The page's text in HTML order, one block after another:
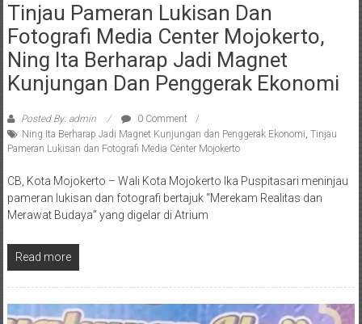
Tinjau Pameran Lukisan Dan
Fotografi Media Center Mojokerto,
Ning Ita Berharap Jadi Magnet
Kunjungan Dan Penggerak Ekonomi
Posted By: admin
0 Comment
Ning Ita Berharap Jadi Magnet Kunjungan dan Penggerak Ekonomi, Tinjau
Pameran Lukisan dan Fotografi Media Center Mojokerto
CB, Kota Mojokerto – Wali Kota Mojokerto Ika Puspitasari meninjau
pameran lukisan dan fotografi bertajuk “Merekam Realitas dan
Merawat Budaya” yang digelar di Atrium
Read more